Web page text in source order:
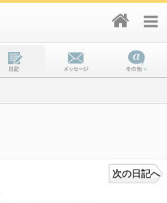
次の日記へ